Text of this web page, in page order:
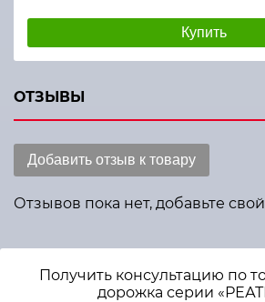
Купить
ОТЗЫВЫ
Добавить отзыв к товару
Отзывов пока нет, добавьте
Получить консультацию по
дорожка серии